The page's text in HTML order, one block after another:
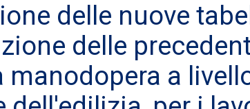
delle nuove
delle
manodopera a